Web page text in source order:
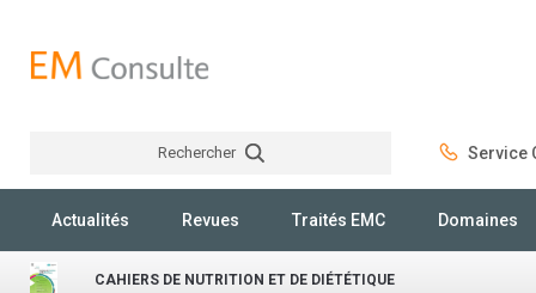
Rechercher Service
Actualités Revues Traités EMC Domaines
CAHIERS DE NUTRITION ET DE DIÉTÉTIQUE